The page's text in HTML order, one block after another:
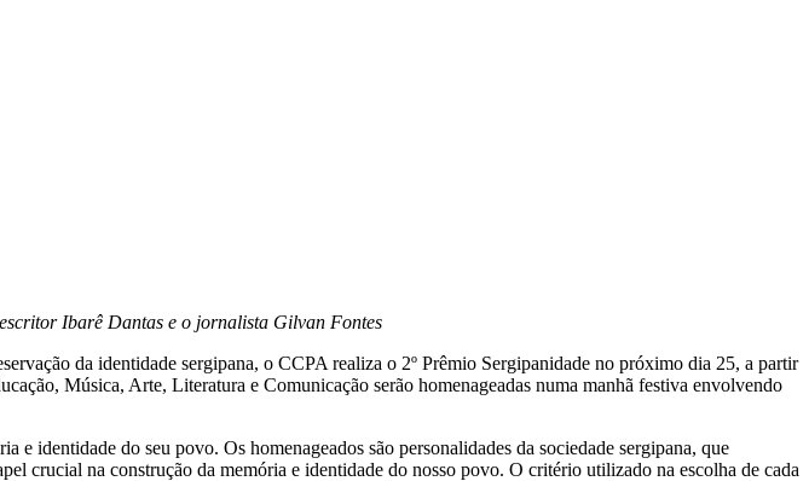
Ibarê Dantas e o jornalista Gilvan Fontes
da identidade sergipana, o CCPA realiza o 2º Prêmio Sergipanidade no próximo dia 25, a partir
Música, Arte, Literatura e Comunicação serão homenageadas numa manhã festiva envolvendo
identidade do seu povo. Os homenageados são personalidades da sociedade sergipana, que
crucial na construção da memória e identidade do nosso povo. O critério utilizado na escolha de cada